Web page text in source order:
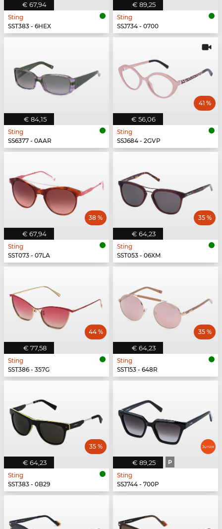
€ 67,94
Sting
SST383 - 6HEX
€ 89,25
Sting
SSJ734 - 0700
€ 84,15
Sting
SS6377 - 0AAR
€ 56,06
41 %
Sting
SSJ684 - 2GVP
€ 67,94
38 %
Sting
SST073 - 07LA
€ 64,23
35 %
Sting
SST053 - 06XM
€ 77,58
44 %
Sting
SST386 - 357G
€ 64,23
35 %
Sting
SST153 - 648R
€ 64,23
35 %
Sting
SST383 - 0B29
€ 89,25 P
Sting
SSJ744 - 700P